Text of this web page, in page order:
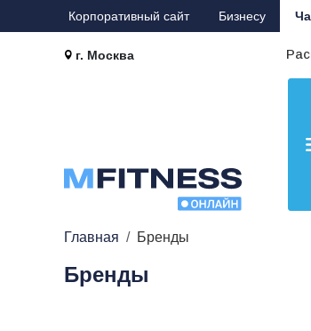
Корпоративный сайт Бизнесу
г. Москва
Главная Бренды
Бренды